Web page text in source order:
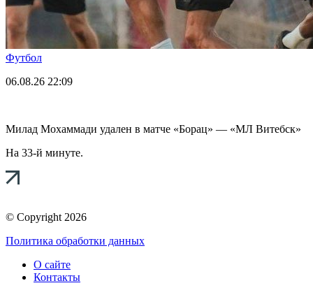
Футбол
06.08.26 22:09
Милад Мохаммади удален в матче «Борац» — «МЛ Витебск»
На 33-й минуте.
© Copyright 2026
Политика обработки данных
О сайте
Контакты